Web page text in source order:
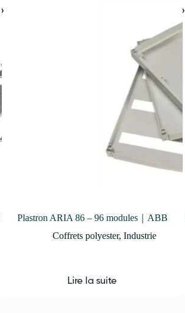
Plastron ARIA 86 – 96 modules｜ABB
Coffrets polyester, Industrie
Lire la suite